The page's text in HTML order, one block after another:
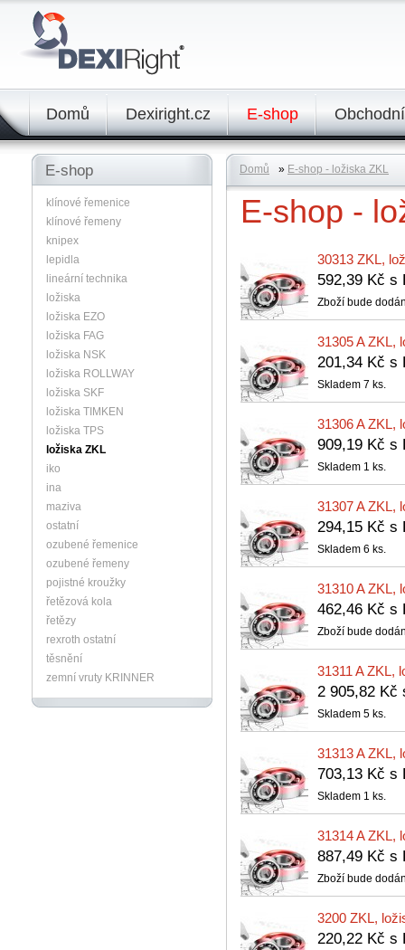
Domů Dexiright.cz E-shop
Domů » E-shop - ložiska ZKL
E-shop -
30313 ZKL,
592,39 Kč s
Zboží bude
31305 A ZKL,
201,34 Kč s
Skladem 7 ks.
31306 A ZKL,
909,19 Kč s
Skladem 1 ks.
31307 A ZKL,
294,15 Kč s
Skladem 6 ks.
31310 A ZKL,
462,46 Kč s
Zboží bude
31311 A ZKL,
2 905,82
Skladem 5 ks.
31313 A ZKL,
703,13 Kč s
Skladem 1 ks.
31314 A ZKL,
887,49 Kč s
Zboží bude
3200 ZKL,
220,22 Kč s
E-shop
klínové řemenice
klínové řemeny
knipex
lepidla
lineární technika
ložiska
ložiska EZO
ložiska FAG
ložiska NSK
ložiska ROLLWAY
ložiska SKF
ložiska TIMKEN
ložiska TPS
ložiska ZKL
iko
ina
maziva
ostatní
ozubené řemenice
ozubené řemeny
pojistné kroužky
řetězová kola
řetězy
rexroth ostatní
těsnění
zemní vruty KRINNER